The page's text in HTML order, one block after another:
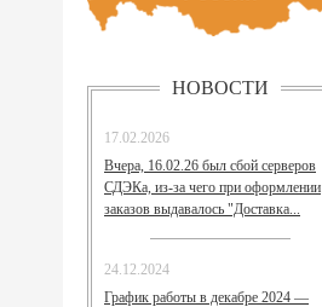
НОВОСТИ
17.02.2026
Вчера, 16.02.26 был сбой серверов
СДЭКа, из-за чего при оформлении
заказов выдавалось "Доставка...
24.12.2024
График работы в декабре 2024 —